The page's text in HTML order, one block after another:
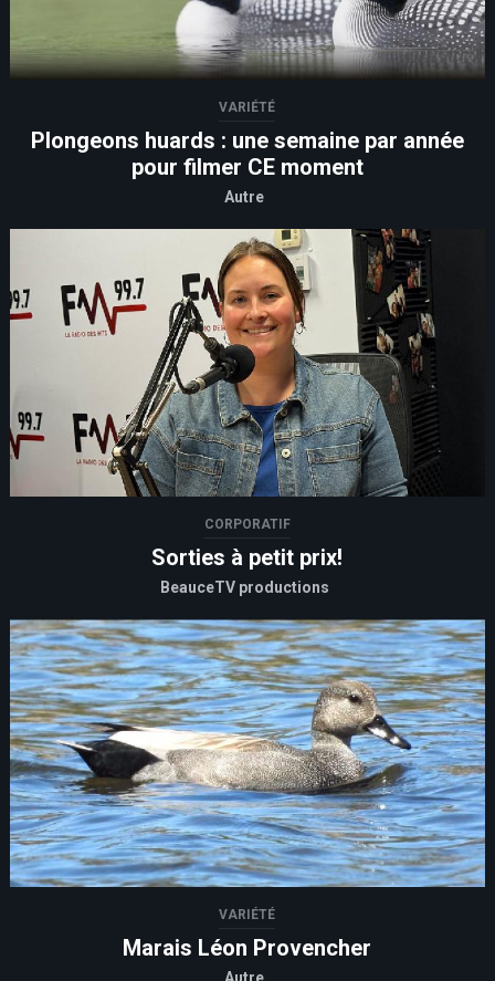
VARIÉTÉ
Plongeons huards : une semaine par année
pour filmer CE moment
Autre
CORPORATIF
Sorties à petit prix!
BeauceTV productions
VARIÉTÉ
Marais Léon Provencher
Autre